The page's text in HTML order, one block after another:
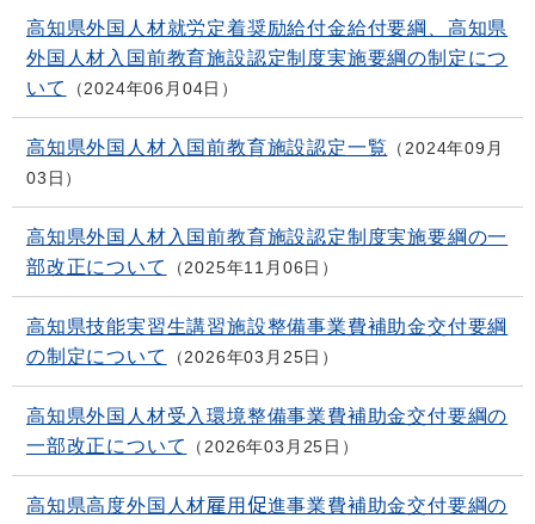
高知県外国人材就労定着奨励給付金給付要綱、高知県
外国人材入国前教育施設認定制度実施要綱の制定につ
いて
2024年06月04日
高知県外国人材入国前教育施設認定一覧
2024年09月
03日
高知県外国人材入国前教育施設認定制度実施要綱の一
部改正について
2025年11月06日
高知県技能実習生講習施設整備事業費補助金交付要綱
の制定について
2026年03月25日
高知県外国人材受入環境整備事業費補助金交付要綱の
一部改正について
2026年03月25日
高知県高度外国人材雇用促進事業費補助金交付要綱の